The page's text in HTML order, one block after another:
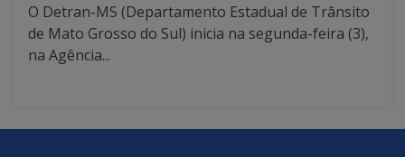
O Detran-MS (Departamento Estadual de Trânsito
de Mato Grosso do Sul) inicia na segunda-feira (3),
na Agência...